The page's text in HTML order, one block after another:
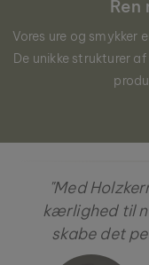
Ren
Vores ure og smykker
De unikke strukturer
"Med
kærlighed til
skabe det